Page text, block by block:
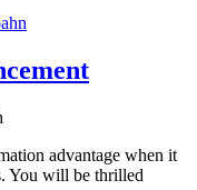
advantage when it
You will be thrilled